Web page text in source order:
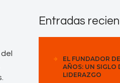
Entradas
EL FUNDADOR
AÑOS: UN SIGLO
LIDERAZGO